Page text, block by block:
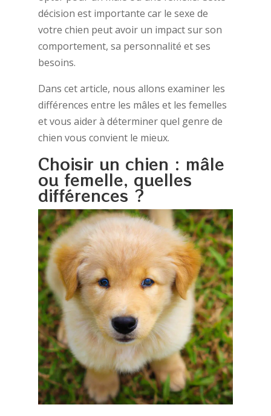
décision est importante car le sexe de
votre chien peut avoir un impact sur son
comportement, sa personnalité et ses
besoins.
Dans cet article, nous allons examiner les
différences entre les mâles et les femelles
et vous aider à déterminer quel genre de
chien vous convient le mieux.
Choisir un chien : mâle
ou femelle, quelles
différences ?